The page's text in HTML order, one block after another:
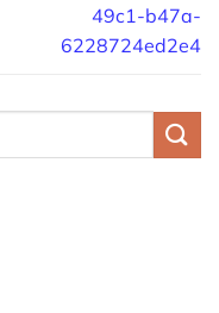
49c1-b47a-
6228724ed2e4